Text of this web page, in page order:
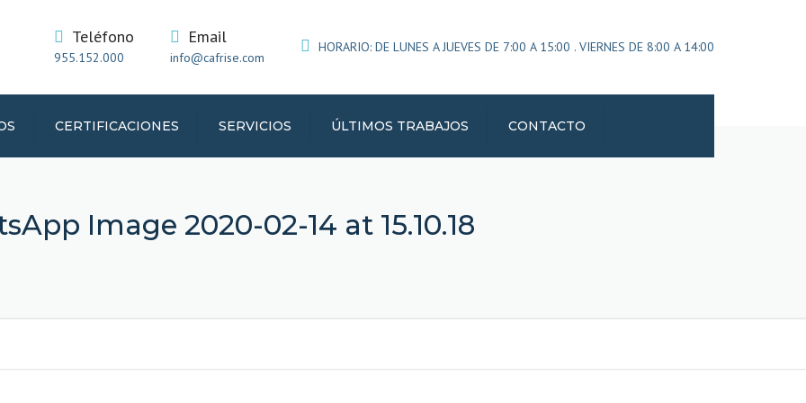
Teléfono
955.152.000
Email
info@cafrise.com
HORARIO: DE LUNES A JUEVES DE 7:00 A 15:00 . VIERNES DE 8:00 A 14:00
CERTIFICACIONES SERVICIOS ÚLTIMOS TRABAJOS CONTACTO
Image 2020-02-14 at 15.10.18